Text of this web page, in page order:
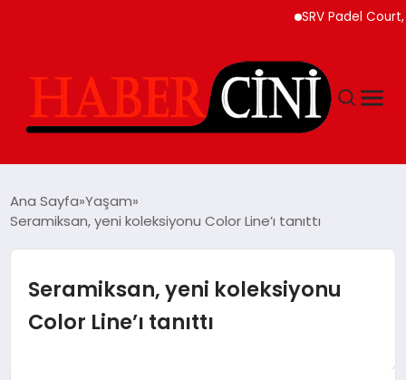
SRV Padel Court, 24
GÜNCEL
Ana Sayfa Yaşam
Seramiksan, yeni koleksiyonu Color Line’ı tanıttı
Seramiksan, yeni koleksiyonu
Color Line’ı tanıttı